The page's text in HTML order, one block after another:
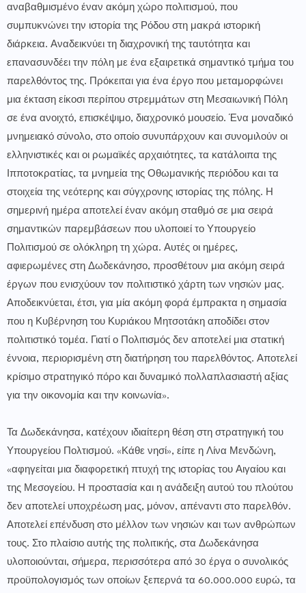
αναβαθμισμένο έναν ακόμη χώρο πολιτισμού, που
συμπυκνώνει την ιστορία της Ρόδου στη μακρά ιστορική
διάρκεια. Αναδεικνύει τη διαχρονική της ταυτότητα και
επανασυνδέει την πόλη με ένα εξαιρετικά σημαντικό τμήμα του
παρελθόντος της. Πρόκειται για ένα έργο που μεταμορφώνει
μια έκταση είκοσι περίπου στρεμμάτων στη Μεσαιωνική Πόλη
σε ένα ανοιχτό, επισκέψιμο, διαχρονικό μουσείο. Ένα μοναδικό
μνημειακό σύνολο, στο οποίο συνυπάρχουν και συνομιλούν οι
ελληνιστικές και οι ρωμαϊκές αρχαιότητες, τα κατάλοιπα της
Ιπποτοκρατίας, τα μνημεία της Οθωμανικής περιόδου και τα
στοιχεία της νεότερης και σύγχρονης ιστορίας της πόλης. Η
σημερινή ημέρα αποτελεί έναν ακόμη σταθμό σε μια σειρά
σημαντικών παρεμβάσεων που υλοποιεί το Υπουργείο
Πολιτισμού σε ολόκληρη τη χώρα. Αυτές οι ημέρες,
αφιερωμένες στη Δωδεκάνησο, προσθέτουν μια ακόμη σειρά
έργων που ενισχύουν τον πολιτιστικό χάρτη των νησιών μας.
Αποδεικνύεται, έτσι, για μία ακόμη φορά έμπρακτα η σημασία
που η Κυβέρνηση του Κυριάκου Μητσοτάκη αποδίδει στον
πολιτιστικό τομέα. Γιατί ο Πολιτισμός δεν αποτελεί μια στατική
έννοια, περιορισμένη στη διατήρηση του παρελθόντος. Αποτελεί
κρίσιμο στρατηγικό πόρο και δυναμικό πολλαπλασιαστή αξίας
για την οικονομία και την κοινωνία».
Τα Δωδεκάνησα, κατέχουν ιδιαίτερη θέση στη στρατηγική του
Υπουργείου Πολτισμού. «Κάθε νησί», είπε η Λίνα Μενδώνη,
«αφηγείται μια διαφορετική πτυχή της ιστορίας του Αιγαίου και
της Μεσογείου. Η προστασία και η ανάδειξη αυτού του πλούτου
δεν αποτελεί υποχρέωση μας, μόνον, απέναντι στο παρελθόν.
Αποτελεί επένδυση στο μέλλον των νησιών και των ανθρώπων
τους. Στο πλαίσιο αυτής της πολιτικής, στα Δωδεκάνησα
υλοποιούνται, σήμερα, περισσότερα από 30 έργα ο συνολικός
προϋπολογισμός των οποίων ξεπερνά τα 60.000.000 ευρώ, τα